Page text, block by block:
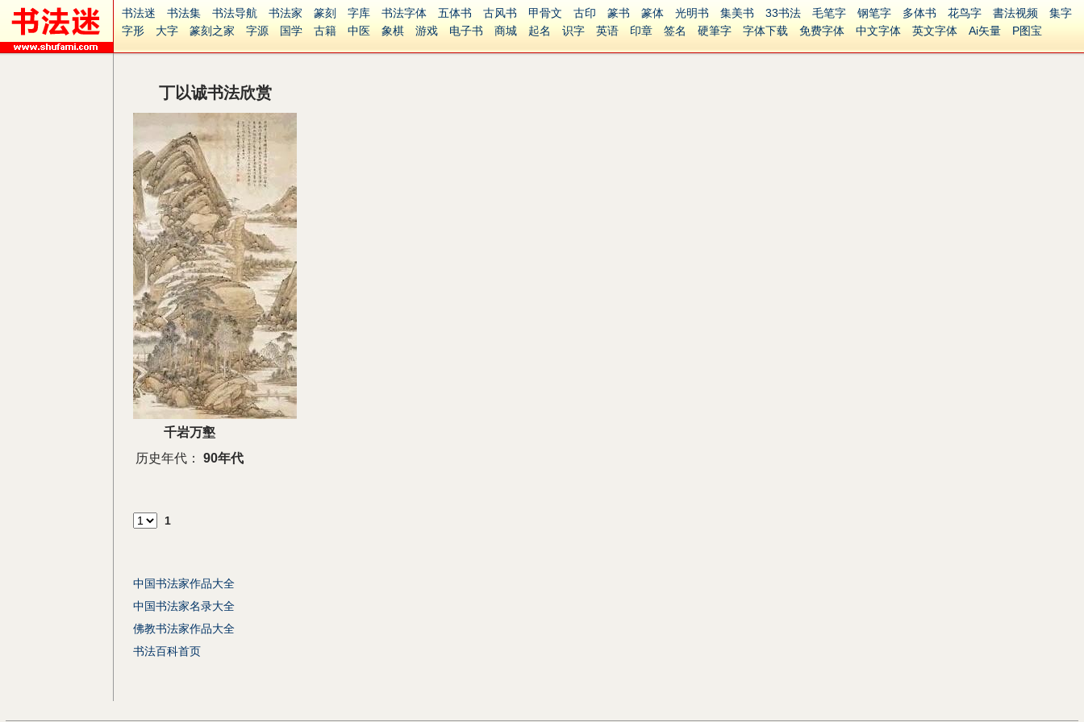
书法迷 书法集 书法导航 书法家 篆刻 字库 书法字体 五体书 古风书 甲骨文 古印 篆书 篆体 光明书 集美书 33书法 毛笔字 钢笔字 多体书 花鸟字 書法视频
集字
字形
大字 篆刻之家 字源 国学 古籍 中医 象棋 游戏 电子书 商城 起名 识字 英语 印章 签名 硬筆字 字体下载 免费字体 中文字体 英文字体 Ai矢量
P图宝
丁以诚书法欣赏
千岩万壑
历史年代：
90年代
1
中国书法家作品大全
中国书法家名录大全
佛教书法家作品大全
书法百科首页